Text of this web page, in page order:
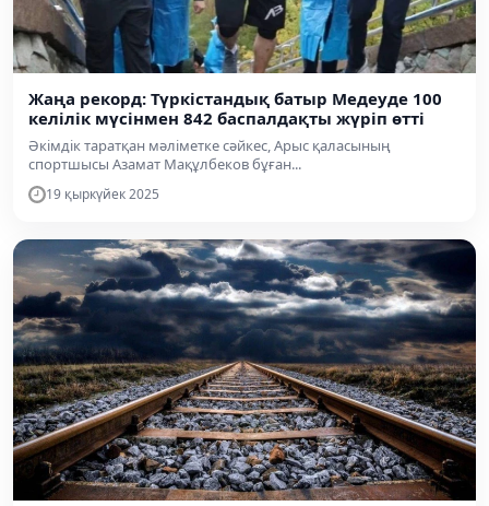
Жаңа рекорд: Түркістандық батыр Медеуде 100
келілік мүсінмен 842 баспалдақты жүріп өтті
Әкімдік таратқан мәліметке сәйкес, Арыс қаласының
спортшысы Азамат Мақұлбеков бұған...
19 қыркүйек 2025